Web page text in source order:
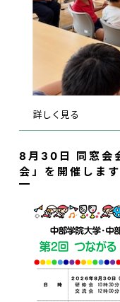
詳しく見る
8月30日 同窓会
会」を開催します